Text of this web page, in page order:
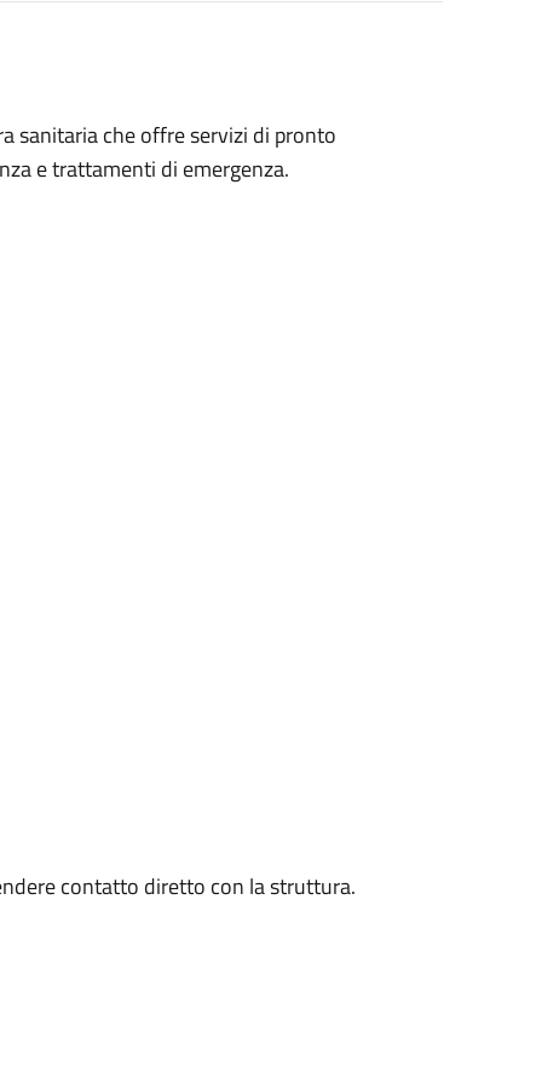
sanitaria che offre servizi di pronto
e trattamenti di emergenza.
contatto diretto con la struttura.